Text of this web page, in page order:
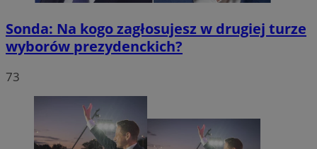
Sonda: Na kogo zagłosujesz w drugiej turze
wyborów prezydenckich?
73